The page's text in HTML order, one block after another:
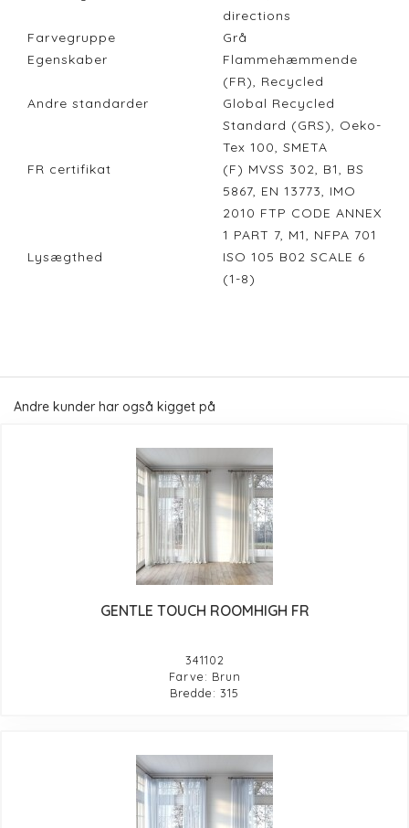
directions
Farvegruppe
Grå
Egenskaber
Flammehæmmende
(FR), Recycled
Andre standarder
Global Recycled
Standard (GRS), Oeko-
Tex 100, SMETA
FR certifikat
(F) MVSS 302, B1, BS
5867, EN 13773, IMO
2010 FTP CODE ANNEX
1 PART 7, M1, NFPA 701
Lysægthed
ISO 105 B02 SCALE 6
(1-8)
Andre kunder har også kigget på
GENTLE TOUCH ROOMHIGH FR
341102
Farve: Brun
Bredde: 315